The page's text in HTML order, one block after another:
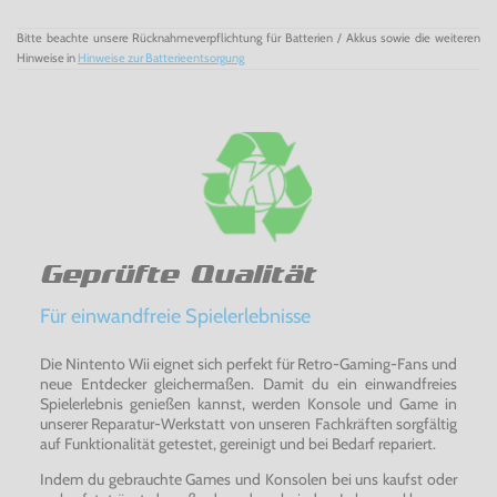
Ein Extra-Highlight! - KingdomHearts HD II.5 ReMIX für
PS3
Bitte beachte unsere Rücknahmeverpflichtung für Batterien / Akkus sowie die weiteren
Hinweise in Hinweise zur Batterieentsorgung
Geprüfte Qualität
Für einwandfreie Spielerlebnisse
Die Nintento Wii eignet sich perfekt für Retro-Gaming-Fans und
neue Entdecker gleichermaßen. Damit du ein einwandfreies
Spielerlebnis genießen kannst, werden Konsole und Game in
unserer Reparatur-Werkstatt von unseren Fachkräften sorgfältig
auf Funktionalität getestet, gereinigt und bei Bedarf repariert.
Indem du gebrauchte Games und Konsolen bei uns kaufst oder